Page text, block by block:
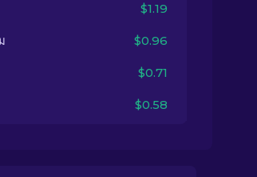
$1.19
$0.96
$0.71
$0.58